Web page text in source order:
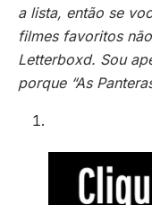
a lista, então se
filmes favoritos
Letterboxd. Sou
porque “As